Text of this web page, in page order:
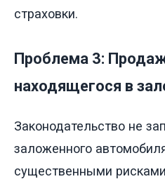
страховки.
Проблема 3:
находящегося в
Законодательство не
заложенного
существенными